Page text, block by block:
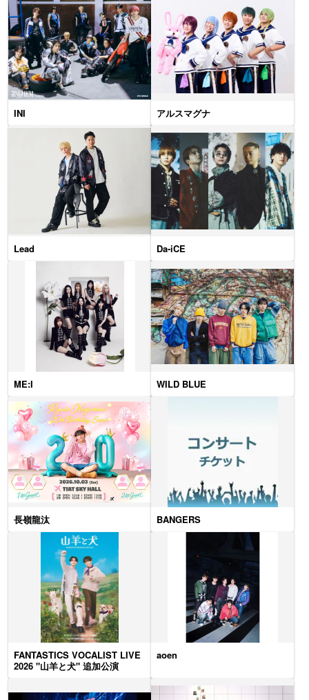
INI アルスマグナ
Lead Da-iCE
ME:I WILD BLUE
長嶺龍汰 BANGERS
FANTASTICS VOCALIST LIVE
2026 "山羊と犬" 追加公演
aoen